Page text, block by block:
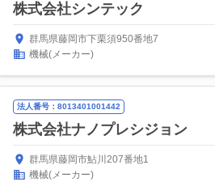
株式会社シンテック
群馬県藤岡市下栗須950番地7
機械(メーカー)
法人番号：8013401001442
株式会社ナノプレシジョン
群馬県藤岡市鮎川207番地1
機械(メーカー)